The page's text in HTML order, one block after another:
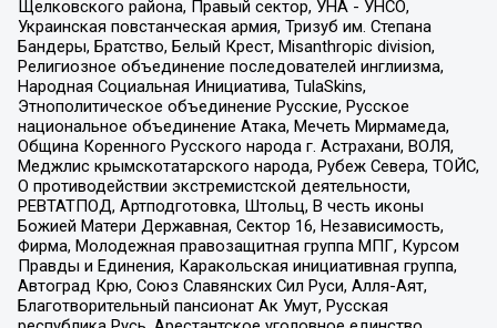
Щелковского района, Правый сектор, УНА - УНСО,
Украинская повстанческая армия, Тризуб им. Степана
Бандеры, Братство, Белый Крест, Misanthropic division,
Религиозное объединение последователей инглиизма,
Народная Социальная Инициатива, TulaSkins,
Этнополитическое объединение Русские, Русское
национальное объединение Атака, Мечеть Мирмамеда,
Община Коренного Русского народа г. Астрахани, ВОЛЯ,
Меджлис крымскотатарского народа, Рубеж Севера, ТОЙС,
О противодействии экстремистской деятельности,
РЕВТАТПОД, Артподготовка, Штольц, В честь иконы
Божией Матери Державная, Сектор 16, Независимость,
Фирма, Молодежная правозащитная группа МПГ, Курсом
Правды и Единения, Каракольская инициативная группа,
Автоград Крю, Союз Славянских Сил Руси, Алля-Аят,
Благотворительный пансионат Ак Умут, Русская